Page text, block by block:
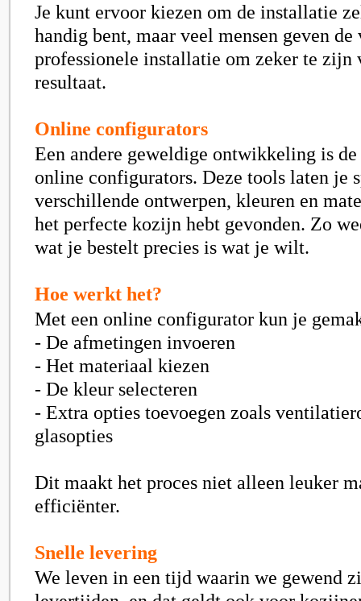
Je kunt ervoor kiezen om de installatie
handig bent, maar veel mensen geven de
professionele installatie om zeker te zijn
resultaat.
Online configurators
Een andere geweldige ontwikkeling is
online configurators. Deze tools laten je
verschillende ontwerpen, kleuren en
het perfecte kozijn hebt gevonden. Zo
wat je bestelt precies is wat je wilt.
Hoe werkt het?
Met een online configurator kun je
- De afmetingen invoeren
- Het materiaal kiezen
- De kleur selecteren
- Extra opties toevoegen zoals
glasopties
Dit maakt het proces niet alleen leuker
efficiënter.
Snelle levering
We leven in een tijd waarin we gewend